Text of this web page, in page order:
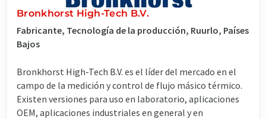
Bronkhorst High-Tech B.V.
Fabricante, Tecnología de la producción, Ruurlo, Países
Bajos
Bronkhorst High-Tech B.V. es el líder del mercado en el
campo de la medición y control de flujo másico térmico.
Existen versiones para uso en laboratorio, aplicaciones
OEM, aplicaciones industriales en general y en